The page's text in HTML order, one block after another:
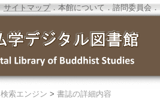
サイトマップ．本館について ． 諮問委員会 ．
検索エンジン > 書誌の詳細内容